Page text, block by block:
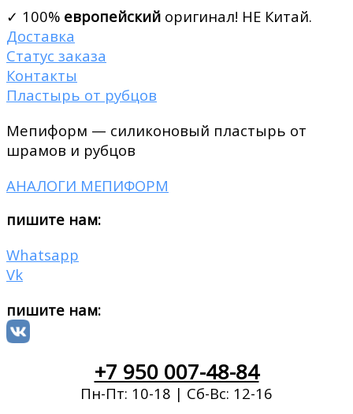
✓ 100% европейский оригинал! НЕ Китай.
Доставка
Статус заказа
Контакты
Пластырь от рубцов
Мепиформ — силиконовый пластырь от
шрамов и рубцов
АНАЛОГИ МЕПИФОРМ
пишите нам:
Whatsapp
Vk
пишите нам:
+7 950 007-48-84
Пн-Пт: 10-18 | Сб-Вс: 12-16